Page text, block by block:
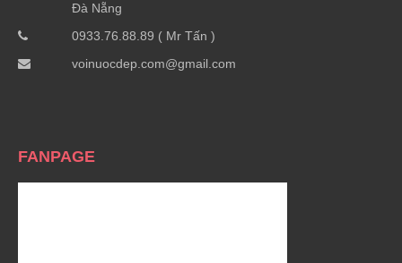
Đà Nẵng
0933.76.88.89 ( Mr Tấn )
voinuocdep.com@gmail.com
FANPAGE